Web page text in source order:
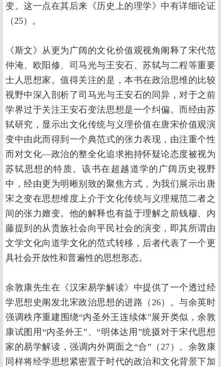
变。这一点在其后来《历史上的理学》中有详细论证
（25）。
《斯文》从更为广阔的文化价值观视角阐释了宋代范
仲淹、欧阳修、司马光与王安石、苏轼与二程等重要
士人思想家。值得关注的是，本书在政治思维的比较
视野中深入剖析了司马光与王安石的同异，对于之前
学界过于关注王安石变法思想是一个纠偏。而经由苏
轼研究，显示出文化传统与义理价值在唐宋价值观演
变中由此而得到一个典范式的张力表现，由注重个性
而对文化—政治的整全化追求抱持怀疑论态度被视为
苏轼思想的特质。该书在超越道学的广阔历史视野
中，经由更为明晰别致的聚焦方式，为我们展示出唐
宋之变在思想维度上介于文化传统与义理规范二者之
间的张力嬗变。他的解释也有益于理解之前钱穆、内
藤提到的从贵族社会向平民社会的演变，即其所谓由
文学文化向道学文化的范式转移，后者代表了一个更
具社会开放性和普遍性的思想形态。
余敦康先生在《汉宋易学解读》中提供了一个透过经
学思想史阐发北宋政治思想的进路（26）。与余英时
强调秩序重建围绕“内圣外王连续体”展开类似，余敦
康试图用“内圣外王”、“明体达用”统摄对于宋代思想
家的易学解读，强调内外两面之“合”（27）。余敦康
同样将经学思想紧密置于时代的政治和文化背景下加